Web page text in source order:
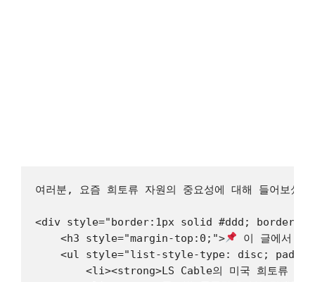
여러분, 요즘 희토류 자원의 중요성에 대해 들어보셨
<div style="border:1px solid #ddd; border-
    <h3 style="margin-top:0;">
이 글에서 얻
<ul style="list-style-type: disc;
<li><strong>LS Cable의 미국 희토류 자